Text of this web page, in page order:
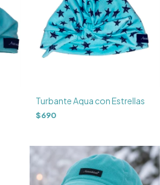
Turbante Aqua con Estrellas
$690